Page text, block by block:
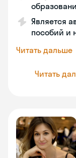
Является
пособий и
Читать дальше
Читать